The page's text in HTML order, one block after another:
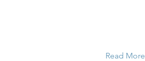
Read More